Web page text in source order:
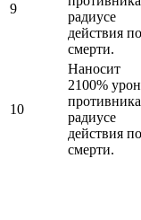
9
радиусе
действия
смерти.
10
Наносит
2100%
радиусе
действия
смерти.